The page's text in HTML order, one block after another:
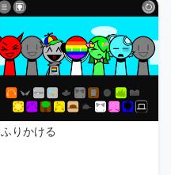
ふりかける